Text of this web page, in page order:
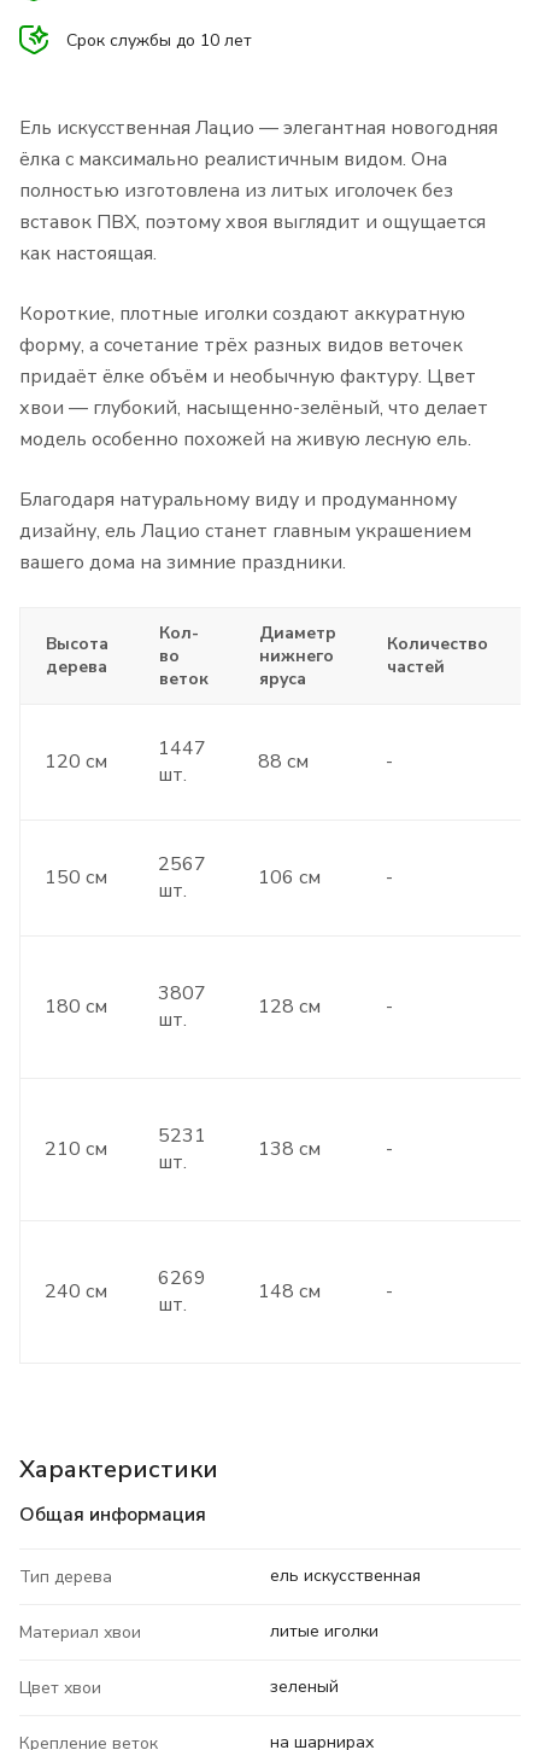
Срок службы до 10 лет
Ель искусственная Лацио — элегантная новогодняя
ёлка с максимально реалистичным видом. Она
полностью изготовлена из литых иголочек без
вставок ПВХ, поэтому хвоя выглядит и ощущается
как настоящая.
Короткие, плотные иголки создают аккуратную
форму, а сочетание трёх разных видов веточек
придаёт ёлке объём и необычную фактуру. Цвет
хвои — глубокий, насыщенно-зелёный, что делает
модель особенно похожей на живую лесную ель.
Благодаря натуральному виду и продуманному
дизайну, ель Лацио станет главным украшением
вашего дома на зимние праздники.
Высота
дерева
Кол-
во
веток
Диаметр
нижнего
яруса
Количество
частей
120 см
1447
шт.
88 см -
150 см
2567
шт.
106 см -
180 см
3807
шт.
128 см -
210 см
5231
шт.
138 см -
240 см
6269
шт.
148 см -
Характеристики
Общая информация
Тип дерева ель искусственная
Материал хвои литые иголки
Цвет хвои зеленый
Крепление веток на шарнирах